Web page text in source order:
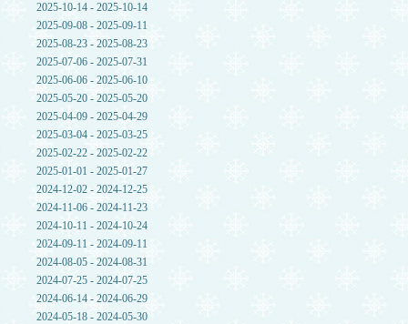
2025-10-14 - 2025-10-14
2025-09-08 - 2025-09-11
2025-08-23 - 2025-08-23
2025-07-06 - 2025-07-31
2025-06-06 - 2025-06-10
2025-05-20 - 2025-05-20
2025-04-09 - 2025-04-29
2025-03-04 - 2025-03-25
2025-02-22 - 2025-02-22
2025-01-01 - 2025-01-27
2024-12-02 - 2024-12-25
2024-11-06 - 2024-11-23
2024-10-11 - 2024-10-24
2024-09-11 - 2024-09-11
2024-08-05 - 2024-08-31
2024-07-25 - 2024-07-25
2024-06-14 - 2024-06-29
2024-05-18 - 2024-05-30